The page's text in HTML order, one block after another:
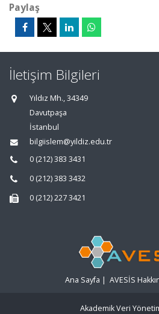
Paylaş
İletişim Bilgileri
Yıldız Mh., 34349
Davutpaşa
İstanbul
bilgiislem@yildiz.edu.tr
0 (212) 383 3431
0 (212) 383 3432
0 (212) 227 3421
Ana Sayfa | AVESİS
Akademik Veri